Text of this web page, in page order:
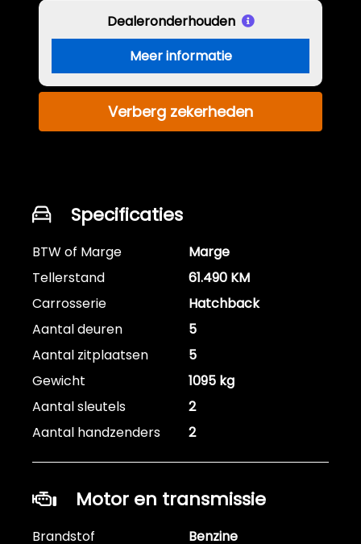
Dealeronderhouden
Meer informatie
Verberg zekerheden
Specificaties
BTW of Marge
Marge
Tellerstand
61.490 KM
Carrosserie
Hatchback
Aantal deuren
5
Aantal zitplaatsen
5
Gewicht
1095 kg
Aantal sleutels
2
Aantal handzenders
2
Motor en transmissie
Brandstof
Benzine